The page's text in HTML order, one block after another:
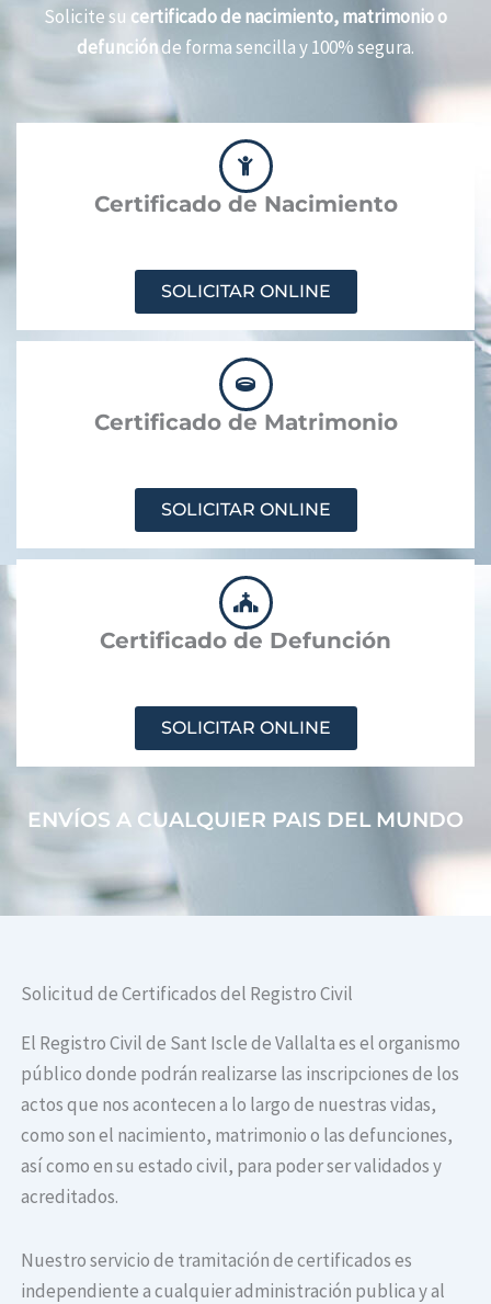
Solicite su certificado de nacimiento, matrimonio o
defunciónde forma sencilla y 100% segura.
Certificado de Nacimiento
SOLICITAR ONLINE
Certificado de Matrimonio
SOLICITAR ONLINE
Certificado de Defunción
SOLICITAR ONLINE
ENVÍOS A CUALQUIER PAIS DEL MUNDO
Solicitud de Certificados del Registro Civil
El Registro Civil de Sant Iscle de Vallalta es el organismo
público donde podrán realizarse las inscripciones de los
actos que nos acontecen a lo largo de nuestras vidas,
como son el nacimiento, matrimonio o las defunciones,
así como en su estado civil, para poder ser validados y
acreditados.
Nuestro servicio de tramitación de certificados es
independiente a cualquier administración publica y al